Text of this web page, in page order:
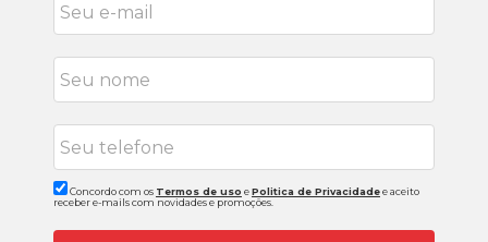
Concordo com os Termos de uso ePolitica de Privacidadee aceito
receber e-mails com novidades e promoções.